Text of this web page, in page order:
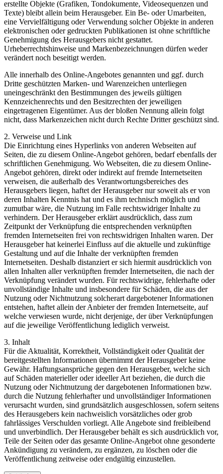
erstellte Objekte (Grafiken, Tondokumente, Videosequenzen und
Texte) bleibt allein beim Herausgeber. Ein Be- oder Umarbeiten,
eine Vervielfältigung oder Verwendung solcher Objekte in anderen
elektronischen oder gedruckten Publikationen ist ohne schriftliche
Genehmigung des Herausgebers nicht gestattet.
Urheberrechtshinweise und Markenbezeichnungen dürfen weder
verändert noch beseitigt werden.
Alle innerhalb des Online-Angebotes genannten und ggf. durch
Dritte geschützten Marken- und Warenzeichen unterliegen
uneingeschränkt den Bestimmungen des jeweils gültigen
Kennzeichenrechts und den Besitzrechten der jeweiligen
eingetragenen Eigentümer. Aus der bloßen Nennung allein folgt
nicht, dass Markenzeichen nicht durch Rechte Dritter geschützt sind.
2. Verweise und Link
Die Einrichtung eines Hyperlinks von anderen Webseiten auf
Seiten, die zu diesem Online-Angebot gehören, bedarf ebenfalls der
schriftlichen Genehmigung. Wo Webseiten, die zu diesem Online-
Angebot gehören, direkt oder indirekt auf fremde Internetseiten
verweisen, die außerhalb des Verantwortungsbereiches des
Herausgebers liegen, haftet der Herausgeber nur soweit als er von
deren Inhalten Kenntnis hat und es ihm technisch möglich und
zumutbar wäre, die Nutzung im Falle rechtswidriger Inhalte zu
verhindern. Der Herausgeber erklärt ausdrücklich, dass zum
Zeitpunkt der Verknüpfung die entsprechenden verknüpften
fremden Internetseiten frei von rechtswidrigen Inhalten waren. Der
Herausgeber hat keinerlei Einfluss auf die aktuelle und zukünftige
Gestaltung und auf die Inhalte der verknüpften fremden
Internetseiten. Deshalb distanziert er sich hiermit ausdrücklich von
allen Inhalten aller verknüpften fremder Internetseiten, die nach der
Verknüpfung verändert wurden. Für rechtswidrige, fehlerhafte oder
unvollständige Inhalte und insbesondere für Schäden, die aus der
Nutzung oder Nichtnutzung solcherart dargebotener Informationen
entstehen, haftet allein der Anbieter der fremden Internetseite, auf
welche verwiesen wurde, nicht derjenige, der über Verknüpfungen
auf die jeweilige Veröffentlichung lediglich verweist.
3. Inhalt
Für die Aktualität, Korrektheit, Vollständigkeit oder Qualität der
bereitgestellten Informationen übernimmt der Herausgeber keine
Gewähr. Haftungsansprüche gegen den Herausgeber, welche sich
auf Schäden materieller oder ideeller Art beziehen, die durch die
Nutzung oder Nichtnutzung der dargebotenen Informationen bzw.
durch die Nutzung fehlerhafter und unvollständiger Informationen
verursacht wurden, sind grundsätzlich ausgeschlossen, sofern seitens
des Herausgebers kein nachweislich vorsätzliches oder grob
fahrlässiges Verschulden vorliegt. Alle Angebote sind freibleibend
und unverbindlich. Der Herausgeber behält es sich ausdrücklich vor,
Teile der Seiten oder das gesamte Online-Angebot ohne gesonderte
Ankündigung zu verändern, zu ergänzen, zu löschen oder die
Veröffentlichung zeitweise oder endgültig einzustellen.